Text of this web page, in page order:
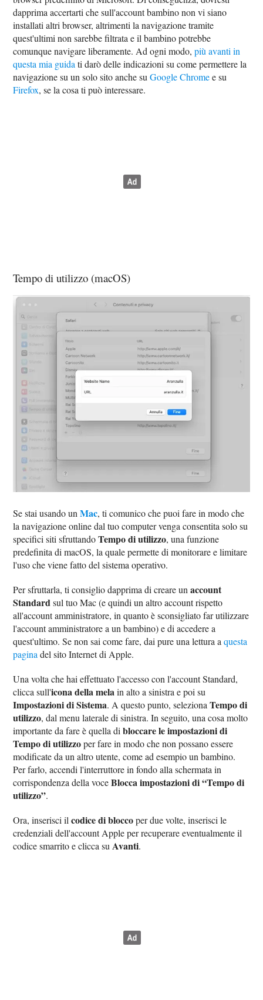
dapprima accertarti che sull'account bambino non vi siano
installati altri browser, altrimenti la navigazione tramite
quest'ultimi non sarebbe filtrata e il bambino potrebbe
comunque navigare liberamente. Ad ogni modo,più avanti in
questa mia guida ti darò delle indicazioni su come permettere la
navigazione su un solo sito anche suGoogle Chromee su
Firefox, se la cosa ti può interessare.
Tempo di utilizzo (macOS)
Se stai usando unMac, ti comunico che puoi fare in modo che
la navigazione online dal tuo computer venga consentita solo su
specifici siti sfruttandoTempo di utilizzo, una funzione
predefinita di macOS, la quale permette di monitorare e limitare
l'uso che viene fatto del sistema operativo.
Per sfruttarla, ti consiglio dapprima di creare unaccount
Standardsul tuo Mac (e quindi un altro account rispetto
all'account amministratore, in quanto è sconsigliato far utilizzare
l'account amministratore a un bambino) e di accedere a
quest'ultimo. Se non sai come fare, dai pure una lettura aquesta
pagina del sito Internet di Apple.
Una volta che hai effettuato l'accesso con l'account Standard,
clicca sull'icona della melain alto a sinistra e poi su
Impostazioni di Sistema. A questo punto, selezionaTempo di
utilizzo, dal menu laterale di sinistra. In seguito, una cosa molto
importante da fare è quella dibloccare le impostazioni di
Tempo di utilizzoper fare in modo che non possano essere
modificate da un altro utente, come ad esempio un bambino.
Per farlo, accendi l'interruttore in fondo alla schermata in
corrispondenza della voceBlocca impostazioni di “Tempo di
utilizzo”.
Ora, inserisci ilcodice di bloccoper due volte, inserisci le
credenziali dell'account Apple per recuperare eventualmente il
codice smarrito e clicca su Avanti.